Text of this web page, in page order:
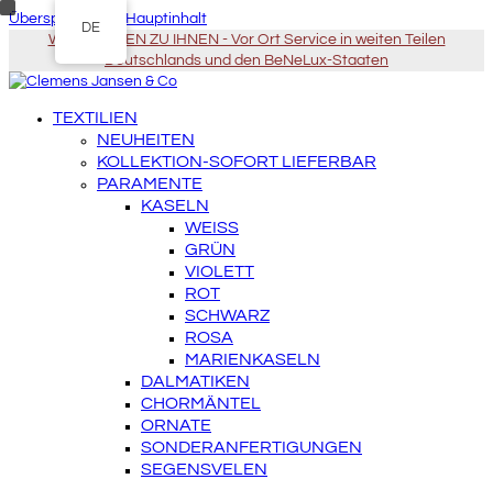
Überspringen zu Hauptinhalt
WIR KOMMEN ZU IHNEN - Vor Ort Service in weiten Teilen
Deutschlands und den BeNeLux-Staaten
TEXTILIEN
NEUHEITEN
KOLLEKTION-SOFORT LIEFERBAR
PARAMENTE
KASELN
WEISS
GRÜN
VIOLETT
ROT
SCHWARZ
ROSA
MARIENKASELN
DALMATIKEN
CHORMÄNTEL
ORNATE
SONDERANFERTIGUNGEN
SEGENSVELEN
DE